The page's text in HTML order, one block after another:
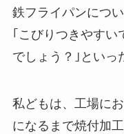
鉄フライパンにつ
｢こびりつきやすい
でしょう？｣といっ
私どもは、工場に
になるまで焼付加